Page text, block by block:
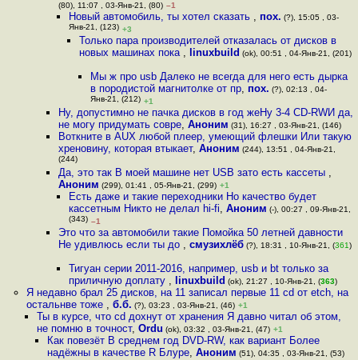
(80), 11:07 , 03-Янв-21, (80) –1
Новый автомобиль, ты хотел сказать , пох. (?), 15:05 , 03-
Янв-21, (123) +3
Только пара производителей отказалась от дисков в
новых машинах пока , linuxbuild (ok), 00:51 , 04-Янв-21, (201)
Мы ж про usb Далеко не всегда для него есть дырка
в породистой магнитолке от пр, пох. (?), 02:13 , 04-
Янв-21, (212) +1
Ну, допустимно не пачка дисков в год жеНу 3-4 CD-RWИ да,
не могу придумать совре, Аноним (31), 16:27 , 03-Янв-21, (146)
Воткните в AUX любой плеер, умеющий флешки Или такую
хреновину, которая втыкает, Аноним (244), 13:51 , 04-Янв-21,
(244)
Да, это так В моей машине нет USB зато есть кассеты ,
Аноним (299), 01:41 , 05-Янв-21, (299) +1
Есть даже и такие переходники Но качество будет
кассетным Никто не делал hi-fi, Аноним (-), 00:27 , 09-Янв-21,
(343) –1
Это что за автомобили такие Помойка 50 летней давности
Не удивлюсь если ты до , смузихлёб(?), 18:31 , 10-Янв-21, (361)
Тигуан серии 2011-2016, например, usb и bt только за
приличную доплату , linuxbuild (ok), 21:27 , 10-Янв-21, (363)
Я недавно брал 25 дисков, на 11 записал первые 11 cd от etch, на
остальнве тоже , б.б. (?), 03:23 , 03-Янв-21, (46) +1
Ты в курсе, что cd дохнут от хранения Я давно читал об этом,
не помню в точност, Ordu (ok), 03:32 , 03-Янв-21, (47) +1
Как повезёт В среднем год DVD-RW, как вариант Более
надёжны в качестве R Блуре,Аноним (51), 04:35 , 03-Янв-21, (53)